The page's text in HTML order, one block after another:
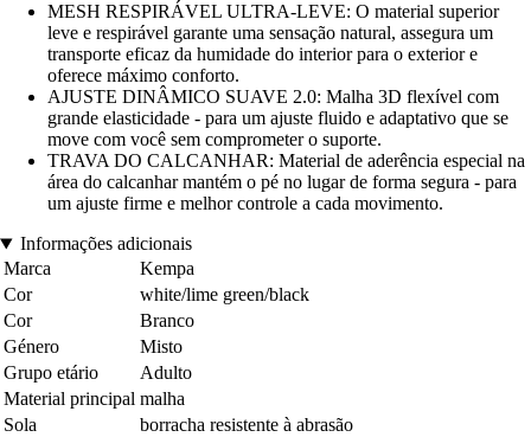
MESH RESPIRÁVEL ULTRA-LEVE: O material superior
leve e respirável garante uma sensação natural, assegura um
transporte eficaz da humidade do interior para o exterior e
oferece máximo conforto.
AJUSTE DINÂMICO SUAVE 2.0: Malha 3D flexível com
grande elasticidade - para um ajuste fluido e adaptativo que se
move com você sem comprometer o suporte.
TRAVA DO CALCANHAR: Material de aderência especial na
área do calcanhar mantém o pé no lugar de forma segura - para
um ajuste firme e melhor controle a cada movimento.
Informações adicionais
Marca
Kempa
Cor
white/lime green/black
Cor
Branco
Género
Misto
Grupo etário
Adulto
Material principal malha
Sola
borracha resistente à abrasão